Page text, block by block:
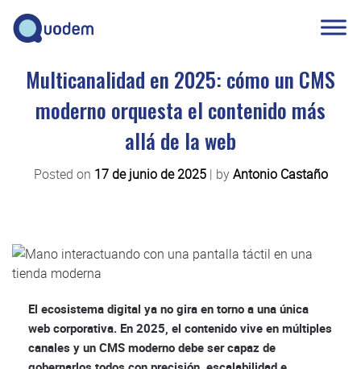
Multicanalidad en 2025: cómo un CMS
moderno orquesta el contenido más
allá de la web
Posted on 17 de junio de 2025| byAntonio Castaño
El ecosistema digital ya no gira en torno a una única
web corporativa. En 2025, el contenido vive en múltiples
canales y un CMS moderno debe ser capaz de